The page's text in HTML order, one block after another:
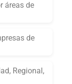
áreas de
de
Regional,